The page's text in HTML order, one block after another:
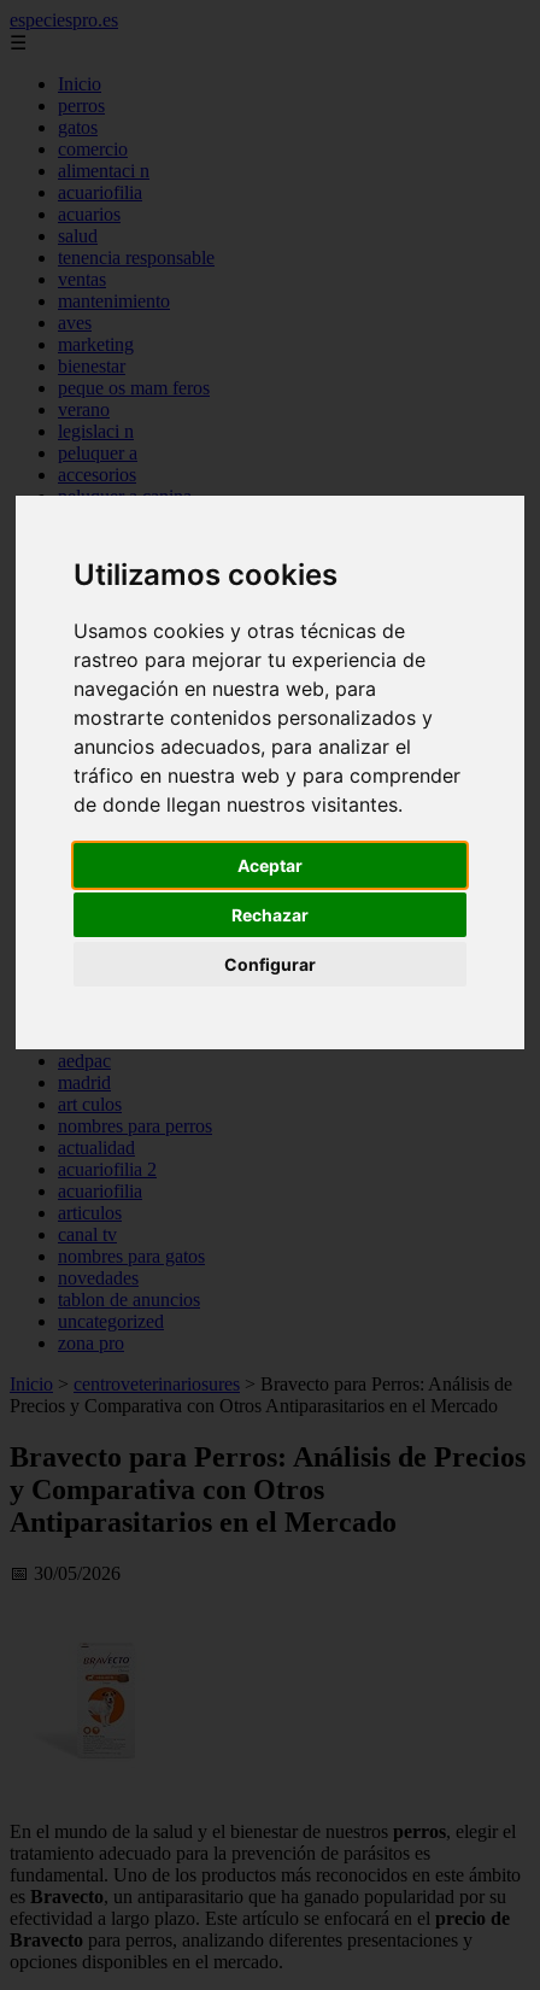
Utilizamos cookies
Usamos cookies y otras técnicas de
rastreo para mejorar tu experiencia de
navegación en nuestra web, para
mostrarte contenidos personalizados y
anuncios adecuados, para analizar el
tráfico en nuestra web y para comprender
de donde llegan nuestros visitantes.
Aceptar
Rechazar
Configurar
especiespro.es
☰
Inicio
perros
gatos
comercio
alimentaci n
acuariofilia
acuarios
salud
tenencia responsable
ventas
mantenimiento
aves
marketing
bienestar
peque os mam feros
verano
legislaci n
peluquer a
accesorios
peluquer a canina
comportamiento
protagonistas
abandono
ferias
higiene
snacks
iberzoo propet
comercios
estanques
conejos
navidad
terapia asistida
aedpac
madrid
art culos
nombres para perros
actualidad
acuariofilia 2
acuariofilia
articulos
canal tv
nombres para gatos
novedades
tablon de anuncios
uncategorized
zona pro
Inicio > centroveterinariosures > Bravecto para Perros: Análisis de
Precios y Comparativa con Otros Antiparasitarios en el Mercado
Bravecto para Perros: Análisis de Precios
y Comparativa con Otros
Antiparasitarios en el Mercado
📅 30/05/2026
En el mundo de la salud y el bienestar de nuestros perros, elegir el
tratamiento adecuado para la prevención de parásitos es
fundamental. Uno de los productos más reconocidos en este ámbito
es Bravecto, un antiparasitario que ha ganado popularidad por su
efectividad a largo plazo. Este artículo se enfocará en el precio de
Bravecto para perros, analizando diferentes presentaciones y
opciones disponibles en el mercado.